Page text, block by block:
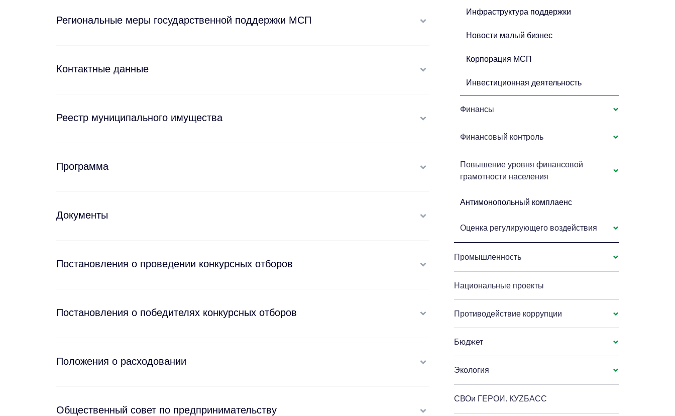
Региональные меры государственной поддержки МСП
Контактные данные
Реестр муниципального имущества
Программа
Документы
Постановления о проведении конкурсных отборов
Постановления о победителях конкурсных отборов
Положения о расходовании
Общественный совет по предпринимательству
Инфраструктура поддержки
Новости малый бизнес
Корпорация МСП
Инвестиционная деятельность
Финансы
Финансовый контроль
Повышение уровня финансовой
грамотности населения
Антимонопольный комплаенс
Оценка регулирующего воздействия
Промышленность
Национальные проекты
Противодействие коррупции
Бюджет
Экология
СВОи ГЕРОИ. КУZБАСС